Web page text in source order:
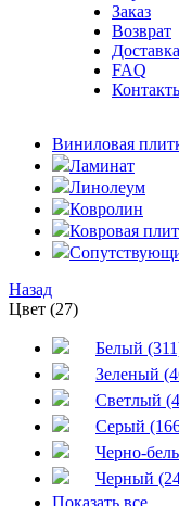
Заказ
Возврат
Доставка
FAQ
Виниловая
Ламинат
Линолеум
Ковролин
Ковровая
Назад
Цвет (27)
Белый
Зеленый
Светлый
Серый
Черно-
Черный